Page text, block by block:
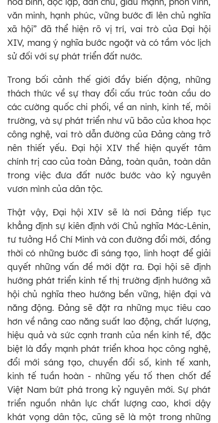
văn minh, hạnh phúc, vững bước đi lên chủ nghĩa
xã hội” đã thể hiện rõ vị trí, vai trò của Đại hội
XIV, mang ý nghĩa bước ngoặt và có tầm vóc lịch
sử đối với sự phát triển đất nước.
Trong bối cảnh thế giới đầy biến động, những
thách thức về sự thay đổi cấu trúc toàn cầu do
các cường quốc chi phối, về an ninh, kinh tế, môi
trường, và sự phát triển như vũ bão của khoa học
công nghệ, vai trò dẫn đường của Đảng càng trở
nên thiết yếu. Đại hội XIV thể hiện quyết tâm
chính trị cao của toàn Đảng, toàn quân, toàn dân
trong việc đưa đất nước bước vào kỷ nguyên
vươn mình của dân tộc.
Thật vậy, Đại hội XIV sẽ là nơi Đảng tiếp tục
khẳng định sự kiên định với Chủ nghĩa Mác-Lênin,
tư tưởng Hồ Chí Minh và con đường đổi mới, đồng
thời có những bước đi sáng tạo, linh hoạt để giải
quyết những vấn đề mới đặt ra. Đại hội sẽ định
hướng phát triển kinh tế thị trường định hướng xã
hội chủ nghĩa theo hướng bền vững, hiện đại và
năng động. Đảng sẽ đặt ra những mục tiêu cao
hơn về nâng cao năng suất lao động, chất lượng,
hiệu quả và sức cạnh tranh của nền kinh tế, đặc
biệt là đẩy mạnh phát triển khoa học công nghệ,
đổi mới sáng tạo, chuyển đổi số, kinh tế xanh,
kinh tế tuần hoàn - những yếu tố then chốt để
Việt Nam bứt phá trong kỷ nguyên mới. Sự phát
triển nguồn nhân lực chất lượng cao, khơi dậy
khát vọng dân tộc, cũng sẽ là một trong những